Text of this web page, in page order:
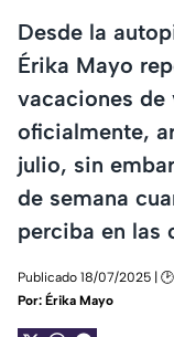
Desde la
Érika Mayo
vacaciones de
oficialmente,
julio, sin
de semana
perciba en las
Publicado 18/07/2025 |
Por: Érika Mayo